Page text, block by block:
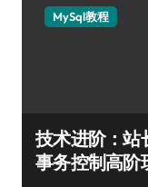
MySql教程
技术进阶：站
事务控制高阶